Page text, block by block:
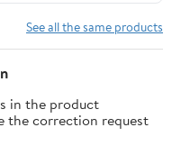
See all the same products
in the product
the correction request